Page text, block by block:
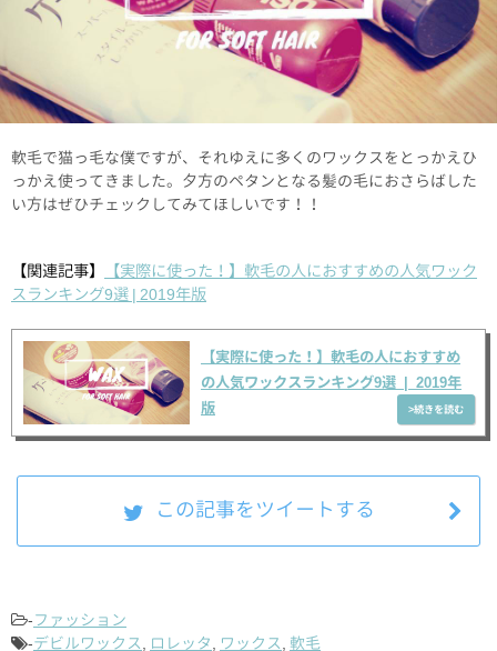
軟毛で猫っ毛な僕ですが、それゆえに多くのワックスをとっかえひ
っかえ使ってきました。夕方のペタンとなる髪の毛におさらばした
い方はぜひチェックしてみてほしいです！！
【関連記事】
【実際に使った！】軟毛の人におすすめの人気ワック
スランキング9選 | 2019年版
【実際に使った！】軟毛の人におすすめ
の人気ワックスランキング9選 | 2019年
版
この記事をツイートする
-ファッション
-デビルワックス ロレッタ ワックス 軟毛